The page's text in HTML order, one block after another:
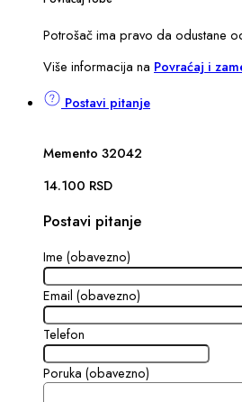
Potrošač ima pravo da odustane
Više informacija na Povraćaj i
Postavi pitanje
Memento 32042
14.100 RSD
Postavi pitanje
Ime (obavezno)
Email (obavezno)
Telefon
Poruka (obavezno)